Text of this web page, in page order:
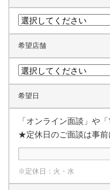
希望店舗
希望日
「オンライン面談」や
★定休日のご面談は事前
※定休日：火・水